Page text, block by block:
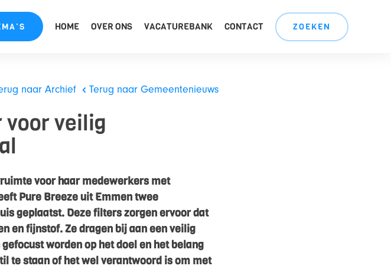
HOME OVER ONS VACATUREBANK CONTACT ZOEKEN
Terug naar Gemeentenieuws
naar Archief
voor veilig
voor haar medewerkers met
Pure Breeze uit Emmen twee
geplaatst. Deze filters zorgen ervoor dat
en fijnstof. Ze dragen bij aan een veilig
worden op het doel en het belang
te staan of het wel verantwoord is om met